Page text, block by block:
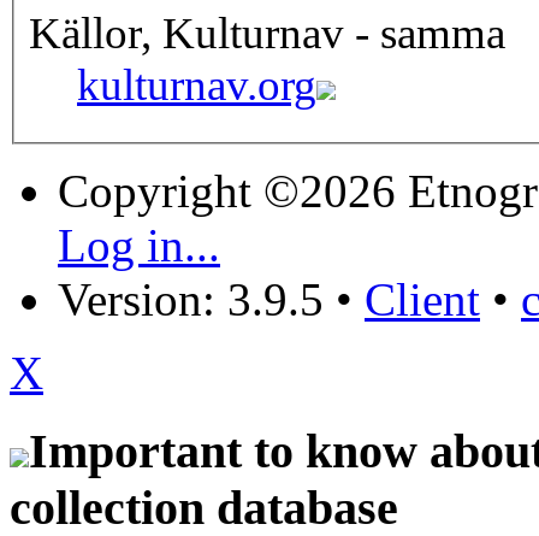
Källor, Kulturnav - samma
kulturnav.org
Copyright ©2026
Log in...
Version: 3.9.5 • Client •
X
Important to know
collection database